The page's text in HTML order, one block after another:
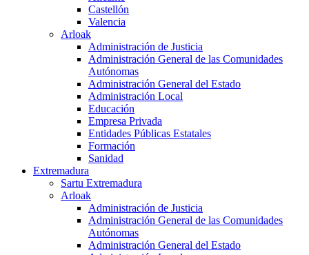
Castellón
Valencia
Arloak
Administración de Justicia
Administración General de las Comunidades
Autónomas
Administración General del Estado
Administración Local
Educación
Empresa Privada
Entidades Públicas Estatales
Formación
Sanidad
Extremadura
Sartu Extremadura
Arloak
Administración de Justicia
Administración General de las Comunidades
Autónomas
Administración General del Estado